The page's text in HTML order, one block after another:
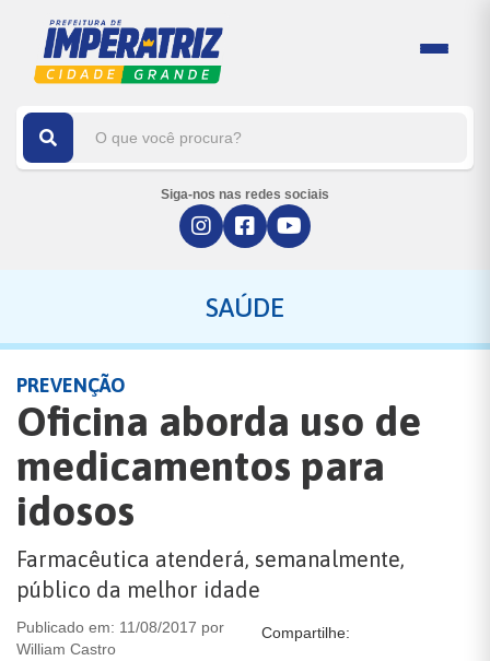
Siga-nos nas redes sociais
SAÚDE
PREVENÇÃO
Oficina aborda uso de
medicamentos para
idosos
Farmacêutica atenderá, semanalmente,
público da melhor idade
Publicado em: 11/08/2017 por
William Castro
Compartilhe: